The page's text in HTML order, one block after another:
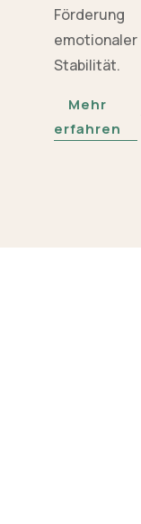
Förderung
emotionaler
Stabilität.
Mehr
erfahren